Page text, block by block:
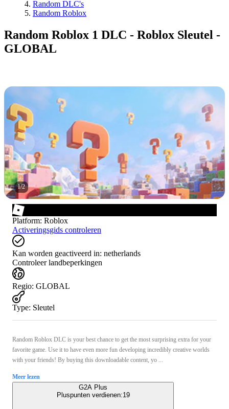
Random DLC's
Random Roblox
Random Roblox 1 DLC - Roblox Sleutel -
GLOBAL
1/2
Platform: Roblox
Activeringsgids controleren
Kan worden geactiveerd in: netherlands
Controleer landbeperkingen
Regio: GLOBAL
Type: Sleutel
Random Roblox DLC is your best chance to get the most surprising extra for your
favorite game. Use it to have even more fun developing incredibly creative worlds
with your friends! By buying this downloadable content, yo ...
Meer lezen
G2A Plus
Pluspunten verdienen:19